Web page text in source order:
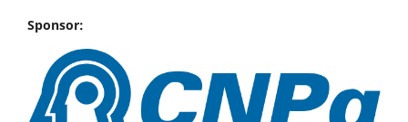
Sponsor: